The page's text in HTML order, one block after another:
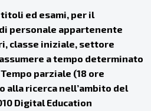
ed esami, per il
personale appartenente
classe iniziale, settore
a tempo determinato
parziale (18 ore
alla ricerca nell’ambito del
Digital Education